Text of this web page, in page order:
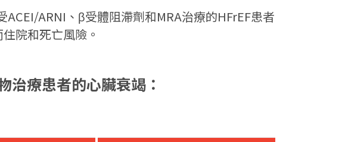
ARNI、β受體阻滯劑和MRA治療的HFrEF患者
院和死亡風險。
治療患者的心臟衰竭：